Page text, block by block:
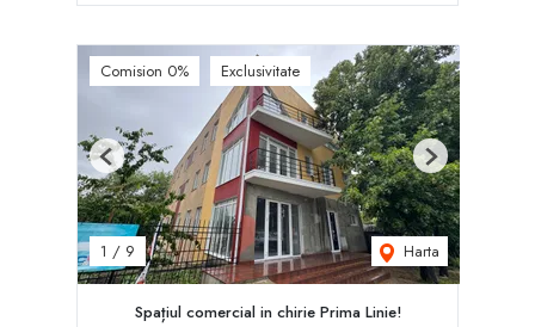
Comision 0% Exclusivitate
1 / 9 Harta
Previous Next
Spațiul comercial in chirie Prima Linie!